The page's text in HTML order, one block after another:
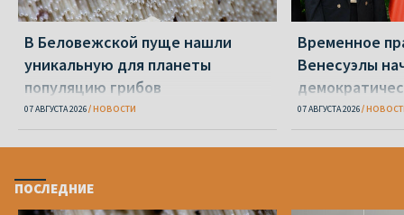
В Беловежской пуще нашли
уникальную для планеты
популяцию грибов
07 АВГУСТА 2026 НОВОСТИ
Временное
Венесуэлы
07 АВГУСТА 2026
ПОСЛЕДНИЕ